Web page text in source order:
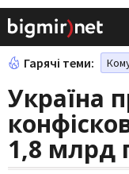
Гарячі теми:
Україна
1,8 млрд